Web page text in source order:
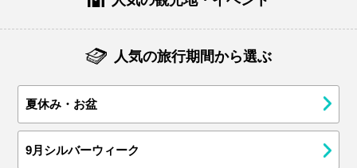
人気の旅行期間から選ぶ
夏休み・お盆
9月シルバーウィーク